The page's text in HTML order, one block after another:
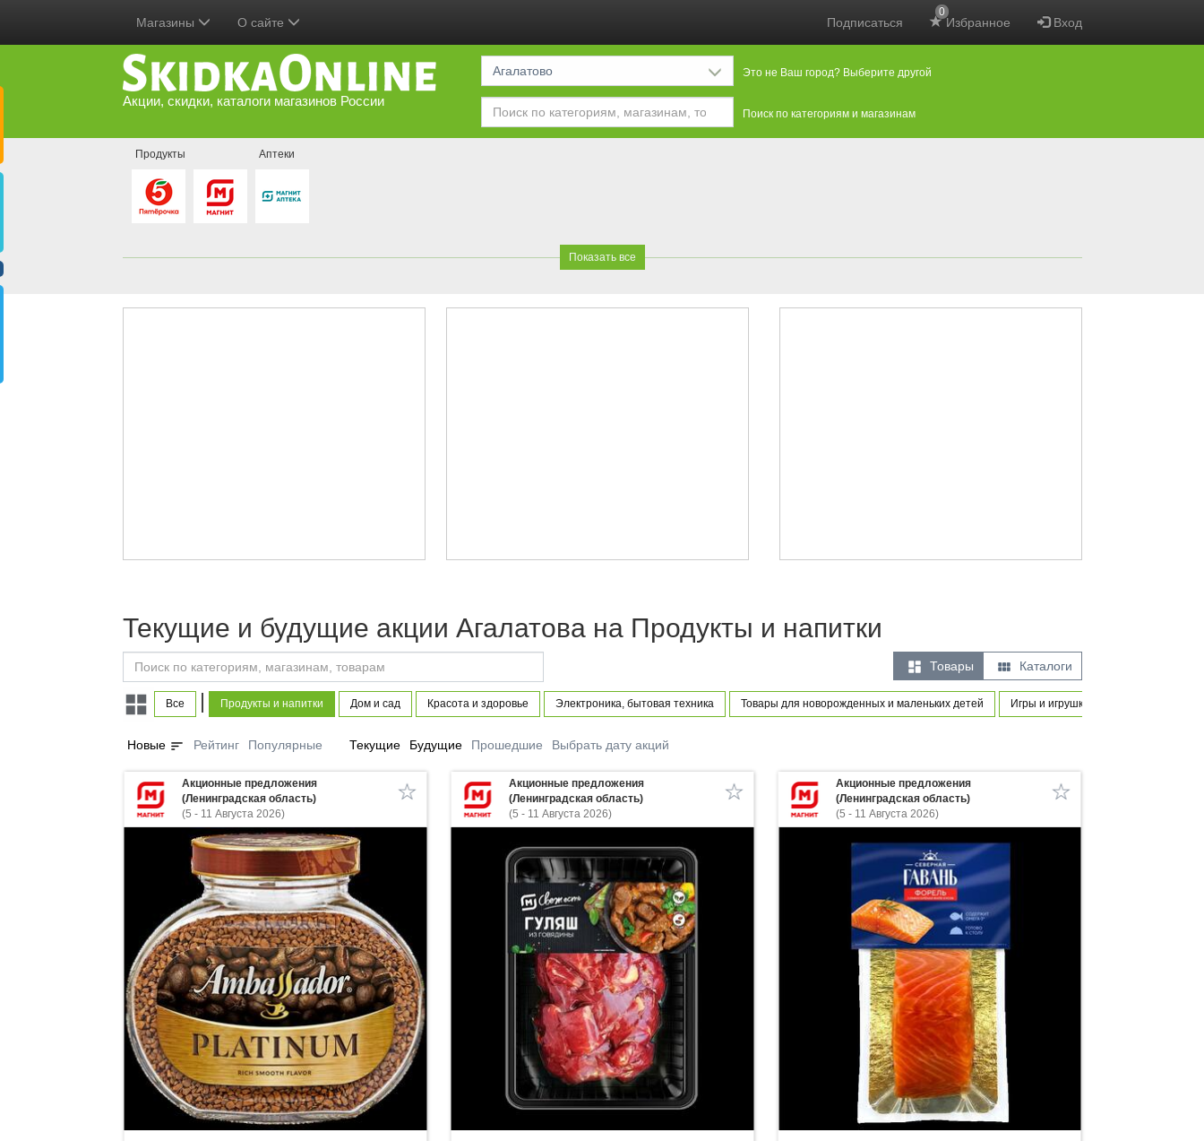
Подписаться Избранное
0
Вход
Магазины О сайте
Акции, скидки, каталоги магазинов России
Агалатово Это не Ваш город? Выберите другой
Поиск по категориям и магазинам
Продукты Аптеки
Показать все
Текущие и будущие акции Агалатова на Продукты и напитки
 Товары  Каталоги
Все | Продукты и напитки Дом и сад Красота и здоровье Электроника, бытовая техника Товары для новорожденных и маленьких детей Игры и игрушки
Новые sort Рейтинг Популярные Текущие Будущие Прошедшие Выбрать дату акций
Акционные предложения
(Ленинградская область)
(5 - 11 Августа 2026)
Акционные предложения
(Ленинградская область)
(5 - 11 Августа 2026)
Акционные предложения
(Ленинградская область)
(5 - 11 Августа 2026)